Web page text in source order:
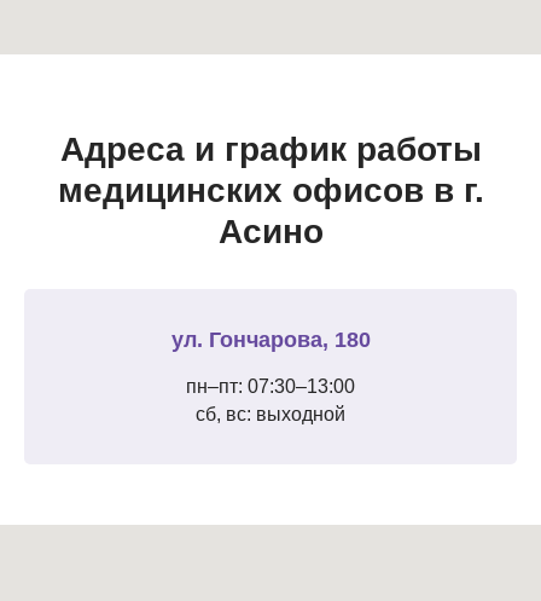
Адреса и график работы
медицинских офисов в г.
Асино
ул. Гончарова, 180
пн–пт: 07:30–13:00
сб, вс: выходной